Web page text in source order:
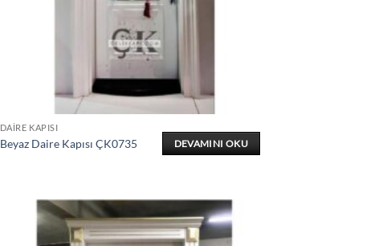
DAIRE KAPISI
Beyaz Daire Kapısı ÇK0735 DEVAMINI OKU